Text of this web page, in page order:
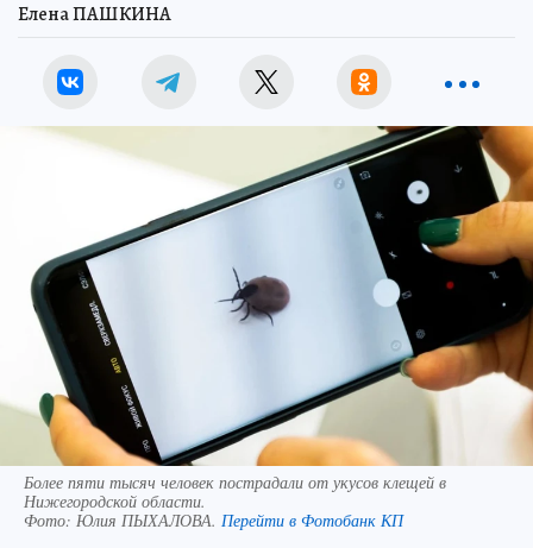
Елена ПАШКИНА
Более пяти тысяч человек пострадали от укусов клещей в
Нижегородской области.
Фото: Юлия ПЫХАЛОВА. Перейти в Фотобанк КП